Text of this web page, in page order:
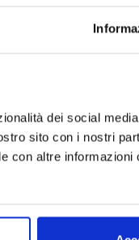
dei social
sito con i nostri
con altre informazioni